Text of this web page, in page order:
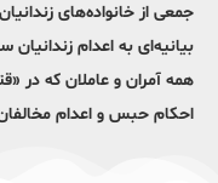
جمعی از خانواده‌های
بیانیه‌ای به اعدام
همه آمران و عاملان که در
احکام حبس و اعدام